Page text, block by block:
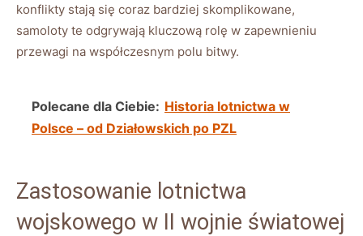
konflikty stają się coraz bardziej skomplikowane,
samoloty te odgrywają kluczową rolę w zapewnieniu
przewagi na współczesnym polu bitwy.
Polecane dla Ciebie: Historia lotnictwa w
Polsce – od Działowskich po PZL
Zastosowanie lotnictwa
wojskowego w II wojnie światowej